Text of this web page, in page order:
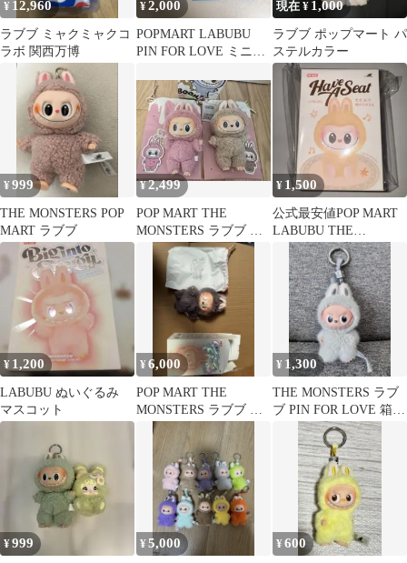
¥ 12,960
ラブブ ミャクミャクコ
ラボ 関西万博
¥2,000
POPMART LABUBU
PIN FOR LOVE ミニラ
現在 ¥ 1,000
ラブブ ポップマート パ
ステルカラー
¥999
THE MONSTERS POP
MART ラブブ
¥2,499
POP MART THE
MONSTERS ラブブ マ
カロン 2体セット
¥ 1,500
公式最安値POP MART
LABUBU THE
MONSTERS ぬいぐる
¥ 1,200
LABUBU ぬいぐるみ
マスコット
¥6,000
POP MART THE
MONSTERS ラブブ シ
ークレット
¥ 1,300
THE MONSTERS ラブ
ブ PIN FOR LOVE 箱無
し C
¥999 ¥5,000 ¥600